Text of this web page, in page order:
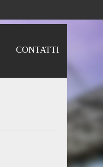
CONTATTI